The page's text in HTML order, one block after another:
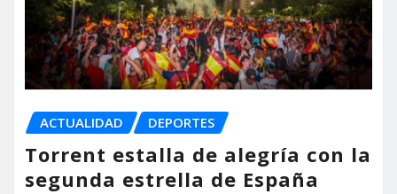
ACTUALIDAD DEPORTES
Torrent estalla de alegría con la
segunda estrella de España